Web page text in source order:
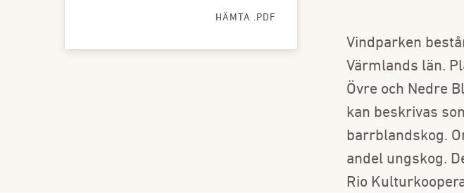
HÄMTA .PDF
Vindparken
Värmlands län.
Övre och Nedre
kan beskrivas
barrblandskog.
andel ungskog.
Rio